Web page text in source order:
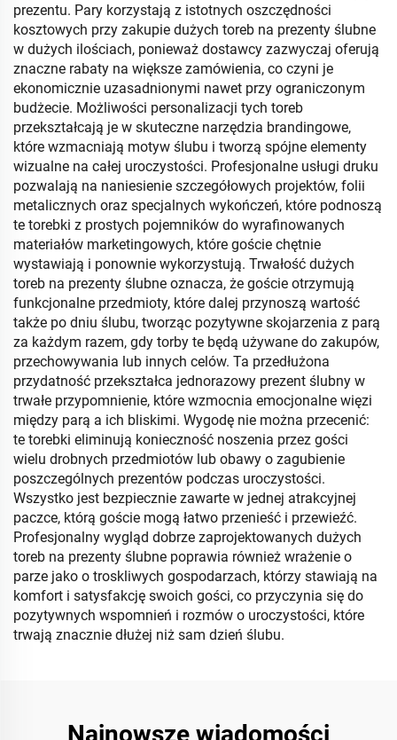
prezentu. Pary korzystają z istotnych oszczędności
kosztowych przy zakupie dużych toreb na prezenty ślubne
w dużych ilościach, ponieważ dostawcy zazwyczaj oferują
znaczne rabaty na większe zamówienia, co czyni je
ekonomicznie uzasadnionymi nawet przy ograniczonym
budżecie. Możliwości personalizacji tych toreb
przekształcają je w skuteczne narzędzia brandingowe,
które wzmacniają motyw ślubu i tworzą spójne elementy
wizualne na całej uroczystości. Profesjonalne usługi druku
pozwalają na naniesienie szczegółowych projektów, folii
metalicznych oraz specjalnych wykończeń, które podnoszą
te torebki z prostych pojemników do wyrafinowanych
materiałów marketingowych, które goście chętnie
wystawiają i ponownie wykorzystują. Trwałość dużych
toreb na prezenty ślubne oznacza, że goście otrzymują
funkcjonalne przedmioty, które dalej przynoszą wartość
także po dniu ślubu, tworząc pozytywne skojarzenia z parą
za każdym razem, gdy torby te będą używane do zakupów,
przechowywania lub innych celów. Ta przedłużona
przydatność przekształca jednorazowy prezent ślubny w
trwałe przypomnienie, które wzmocnia emocjonalne więzi
między parą a ich bliskimi. Wygodę nie można przecenić:
te torebki eliminują konieczność noszenia przez gości
wielu drobnych przedmiotów lub obawy o zagubienie
poszczególnych prezentów podczas uroczystości.
Wszystko jest bezpiecznie zawarte w jednej atrakcyjnej
paczce, którą goście mogą łatwo przenieść i przewieźć.
Profesjonalny wygląd dobrze zaprojektowanych dużych
toreb na prezenty ślubne poprawia również wrażenie o
parze jako o troskliwych gospodarzach, którzy stawiają na
komfort i satysfakcję swoich gości, co przyczynia się do
pozytywnych wspomnień i rozmów o uroczystości, które
trwają znacznie dłużej niż sam dzień ślubu.